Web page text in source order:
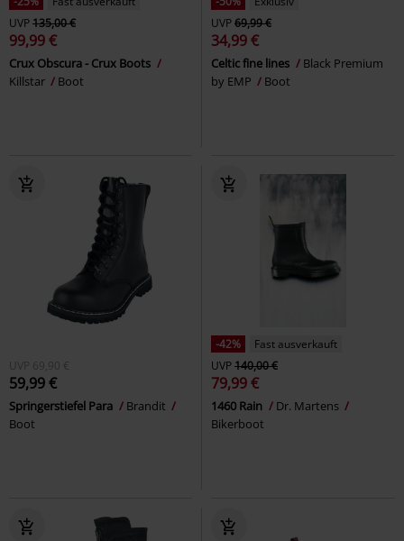
UVP135,00 €
99,99 €
Crux Obscura - Crux Boots
Killstar
Boot
UVP69,99 €
34,99 €
Celtic fine lines
Black Premium
by EMP
Boot
UVP 69,90 €
59,99 €
Springerstiefel Para
Brandit
Boot
-42%
Fast ausverkauft
UVP140,00 €
79,99 €
1460 Rain
Dr. Martens
Bikerboot